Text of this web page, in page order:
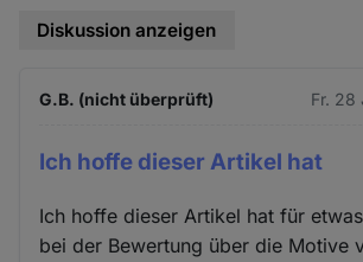
Diskussion anzeigen
G.B. (nicht überprüft) Fr. 28
Ich hoffe dieser Artikel hat
Ich hoffe dieser Artikel hat für
bei der Bewertung über die Motive